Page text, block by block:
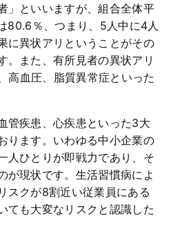
」といいますが、組合全体平
80.6％、つまり、5人中に4人
に異状アリということがその
。また、有所見者の異状アリ
高血圧、脂質異常症といった
管疾患、心疾患といった3大
ります。いわゆる中小企業の
人ひとりが即戦力であり、そ
が現状です。生活習慣病によ
スクが8割近い従業員にある
ても大変なリスクと認識した